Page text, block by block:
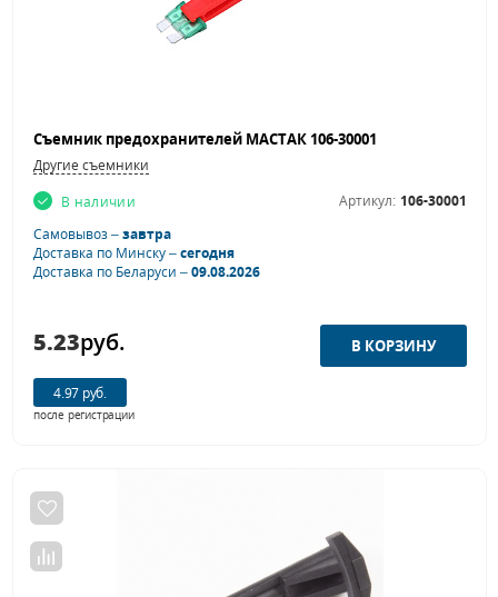
Съемник предохранителей МАСТАК 106-30001
Другие съемники
В наличии
Артикул: 106-30001
Самовывоз –завтра
Доставка по Минску –сегодня
Доставка по Беларуси –09.08.2026
5.23руб.
4.97 руб.
после регистрации